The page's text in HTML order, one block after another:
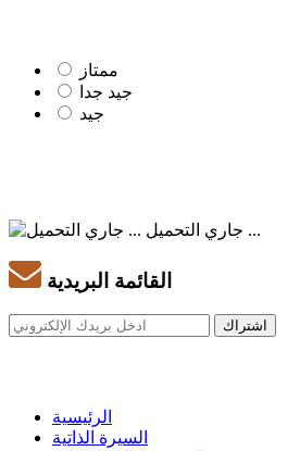
ممتاز
جيد جدا
جيد
جاري التحميل ...
القائمة البريدية
الرئيسية
السيرة الذاتية